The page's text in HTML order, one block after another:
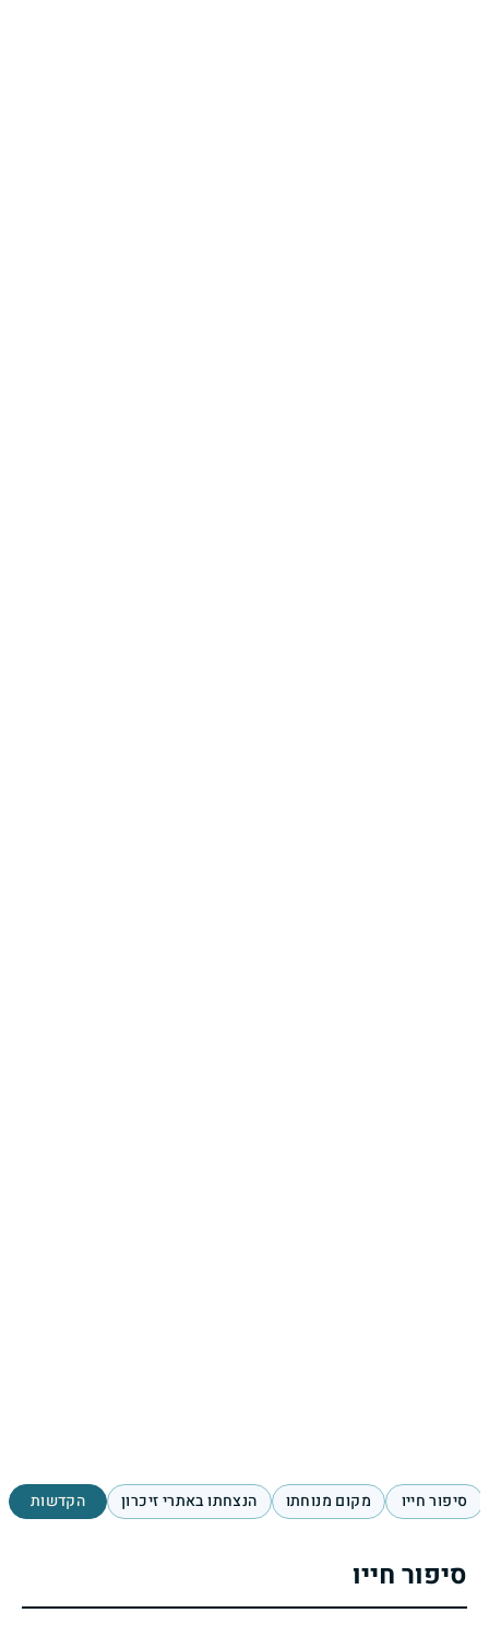
סיפור חייו מקום מנוחתו הנצחתו באתרי זיכרון הקדשות
סיפור חייו